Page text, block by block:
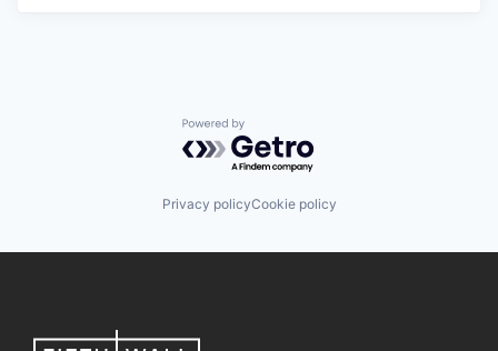
Powered by Getro.com
Privacy policyCookie policy